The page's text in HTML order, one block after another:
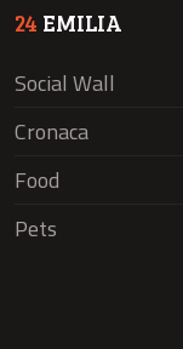
24 EMILIA
Social Wall
Cronaca
Food
Pets